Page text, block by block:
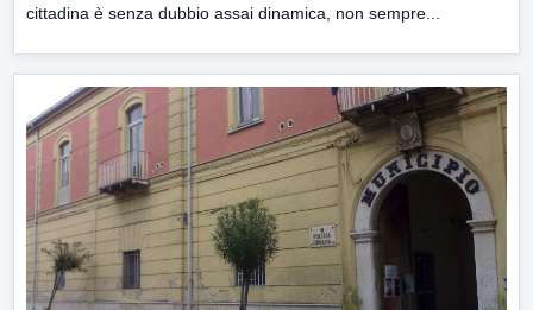
cittadina è senza dubbio assai dinamica, non sempre...